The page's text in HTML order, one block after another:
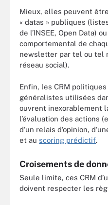
Mieux, elles peuvent
« datas » publiques
de l’INSEE, Open Data)
comportemental de
newsletter par tel ou tel
réseau social).
Enfin, les CRM politiques
généralistes utilisées
ouvrent inexorablement
l’évaluation des actions
d’un relais d’opinion,
et au scoring prédictif.
Croisements de
Seule limite, ces CRM
doivent respecter les